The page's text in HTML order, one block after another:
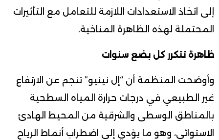
إلى اتخاذ الاستعدادات اللازمة للتعامل مع التأثيرات
المحتملة لهذه الظاهرة المناخية.
ظاهرة تتكرر كل بضع سنوات
وأوضحت المنظمة أن “إل نينيو” تنجم عن الارتفاع
غير الطبيعي في درجات حرارة المياه السطحية
بالمناطق الوسطى والشرقية من المحيط الهادئ
الاستوائي، وهو ما يؤدي إلى اضطراب أنماط الرياح